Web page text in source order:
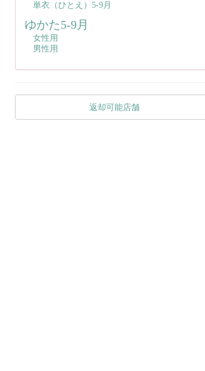
単衣（ひとえ）5‐9月
ゆかた5-9月
女性用
男性用
返却可能店舗